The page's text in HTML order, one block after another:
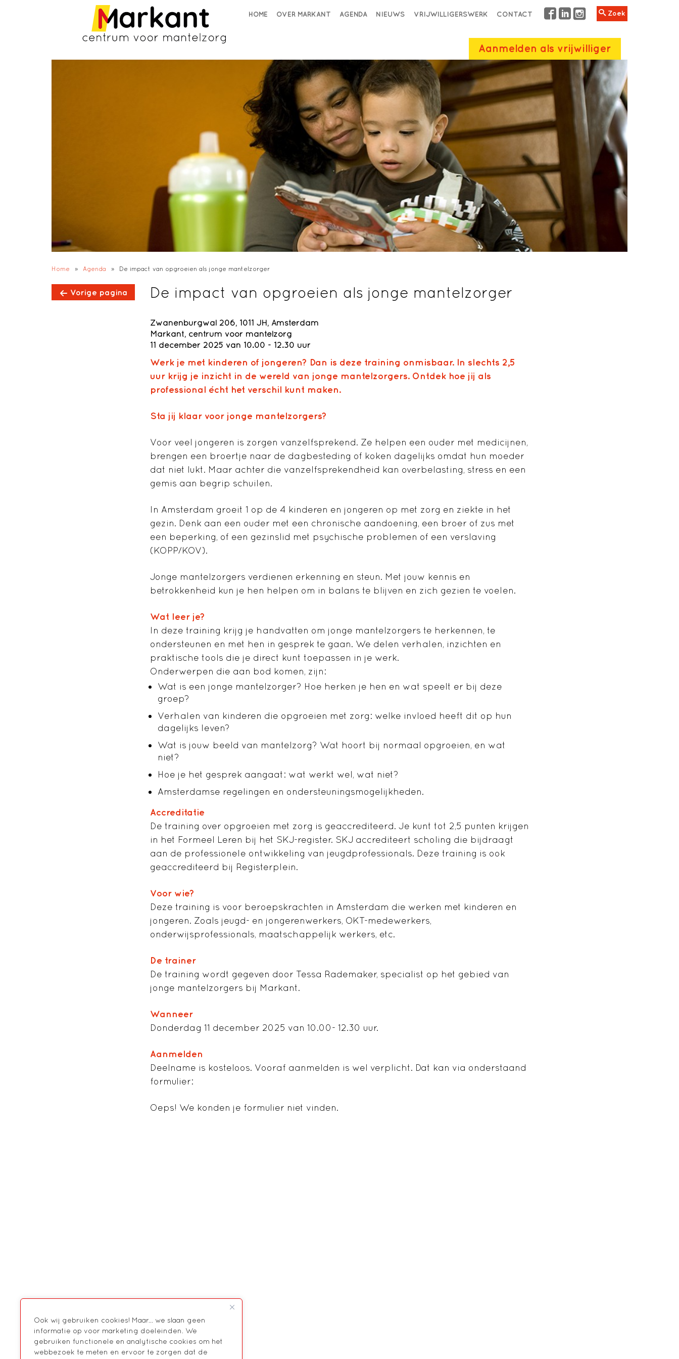
Ook wij gebruiken cookies! Maar... we slaan geen
informatie op voor marketing doeleinden. We
gebruiken functionele en analytische cookies om het
webbezoek te meten en ervoor te zorgen dat de
HOME OVER MARKANT AGENDA NIEUWS VRIJWILLIGERSWERK CONTACT Zoek
Aanmelden als vrijwilliger
Home » Agenda » De impact van opgroeien als jonge mantelzorger
Vorige pagina De impact van opgroeien als jonge mantelzorger
Zwanenburgwal 206, 1011 JH, Amsterdam
Markant, centrum voor mantelzorg
11 december 2025 van 10.00 - 12.30 uur
Werk je met kinderen of jongeren? Dan is deze training onmisbaar. In slechts 2,5
uur krijg je inzicht in de wereld van jonge mantelzorgers. Ontdek hoe jij als
professional écht het verschil kunt maken.
Sta jij klaar voor jonge mantelzorgers?
Voor veel jongeren is zorgen vanzelfsprekend. Ze helpen een ouder met medicijnen,
brengen een broertje naar de dagbesteding of koken dagelijks omdat hun moeder
dat niet lukt. Maar achter die vanzelfsprekendheid kan overbelasting, stress en een
gemis aan begrip schuilen.
In Amsterdam groeit 1 op de 4 kinderen en jongeren op met zorg en ziekte in het
gezin. Denk aan een ouder met een chronische aandoening, een broer of zus met
een beperking, of een gezinslid met psychische problemen of een verslaving
(KOPP/KOV).
Jonge mantelzorgers verdienen erkenning en steun. Met jouw kennis en
betrokkenheid kun je hen helpen om in balans te blijven en zich gezien te voelen.
Wat leer je?
In deze training krijg je handvatten om jonge mantelzorgers te herkennen, te
ondersteunen en met hen in gesprek te gaan. We delen verhalen, inzichten en
praktische tools die je direct kunt toepassen in je werk.
Onderwerpen die aan bod komen, zijn:
Wat is een jonge mantelzorger? Hoe herken je hen en wat speelt er bij deze
groep?
Verhalen van kinderen die opgroeien met zorg: welke invloed heeft dit op hun
dagelijks leven?
Wat is jouw beeld van mantelzorg? Wat hoort bij normaal opgroeien, en wat
niet?
Hoe je het gesprek aangaat: wat werkt wel, wat niet?
Amsterdamse regelingen en ondersteuningsmogelijkheden.
Accreditatie
De training over opgroeien met zorg is geaccrediteerd. Je kunt tot 2,5 punten krijgen
in het Formeel Leren bij het SKJ-register. SKJ accrediteert scholing die bijdraagt
aan de professionele ontwikkeling van jeugdprofessionals. Deze training is ook
geaccrediteerd bij Registerplein.
Voor wie?
Deze training is voor beroepskrachten in Amsterdam die werken met kinderen en
jongeren. Zoals jeugd- en jongerenwerkers, OKT-medewerkers,
onderwijsprofessionals, maatschappelijk werkers, etc.
De trainer
De training wordt gegeven door Tessa Rademaker, specialist op het gebied van
jonge mantelzorgers bij Markant.
Wanneer
Donderdag 11 december 2025 van 10.00- 12.30 uur.
Aanmelden
Deelname is kosteloos. Vooraf aanmelden is wel verplicht. Dat kan via onderstaand
formulier:
Oeps! We konden je formulier niet vinden.